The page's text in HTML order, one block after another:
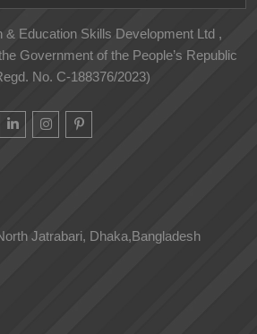
& Education Skills Development Ltd ,
Government of the People’s Republic
No. C-188376/2023)
Jatrabari, Dhaka,Bangladesh